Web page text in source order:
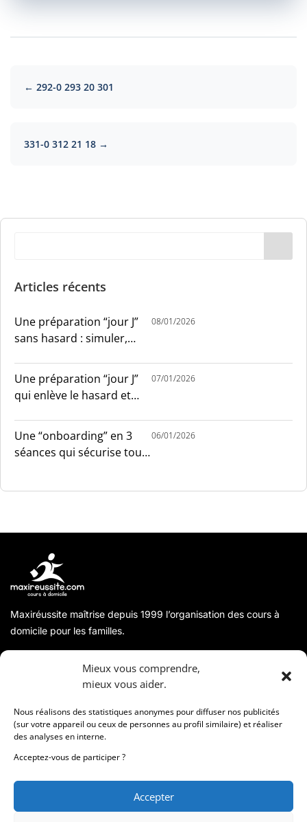
Mieux vous comprendre,
mieux vous aider.
Nous réalisons des statistiques anonymes pour diffuser nos publicités
(sur votre appareil ou ceux de personnes au profil similaire) et réaliser
des analyses en interne.
Acceptez-vous de participer ?
Accepter
← 292-0 293 20 301
331-0 312 21 18 →
Articles récents
Une préparation “jour J”
sans hasard : simuler,
08/01/2026
Une préparation “jour J”
qui enlève le hasard et
07/01/2026
Une “onboarding” en 3
séances qui sécurise tout
06/01/2026
Maxiréussite maîtrise depuis 1999 l’organisation des cours à
domicile pour les familles.
Coordonnées